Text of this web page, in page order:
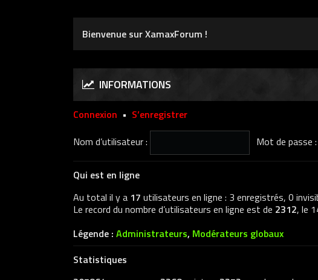
Bienvenue sur XamaxForum !
INFORMATIONS
Connexion • S’enregistrer
Nom d’utilisateur :
Mot de passe :
Qui est en ligne
Au total il y a 17 utilisateurs en ligne : 3 enregistrés, 0
Le record du nombre d’utilisateurs en ligne est de 2312, le
Légende : Administrateurs, Modérateurs globaux
Statistiques